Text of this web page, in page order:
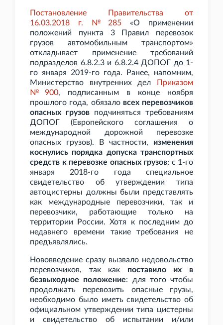
Постановление Правительства от
16.03.2018 г. №285«О применении
положений пункта 3 Правил перевозок
грузов автомобильным транспортом»
откладывает применение требований
подразделов 6.8.2.3 и 6.8.2.4 ДОПОГ до 1-
го января 2019-го года. Ранее, напомним,
Министерство внутренних дел
Приказом
№900, подписанным в конце ноября
прошлого года, обязало всех перевозчиков
опасных грузов подчиняться требованиям
ДОПОГ (Европейского соглашения о
международной дорожной перевозке
опасных грузов). В частности, изменения
коснулись порядка допуска транспортных
средств к перевозке опасных грузов: с 1-го
января 2018-го года специальное
свидетельство об утверждении типа
автоцистерны должны были представлять
как международные перевозчики, так и
перевозчики, работающие только на
территории России. Хотя к последним до
недавнего времени такие требования не
предъявлялись.
Нововведение сразу вызвало недовольство
перевозчиков, так как поставило их в
безвыходное положение: для того чтобы
продолжать перевозить опасные грузы,
необходимо было иметь свидетельство об
официальном утверждении типа цистерны
и свидетельство об испытании и/или